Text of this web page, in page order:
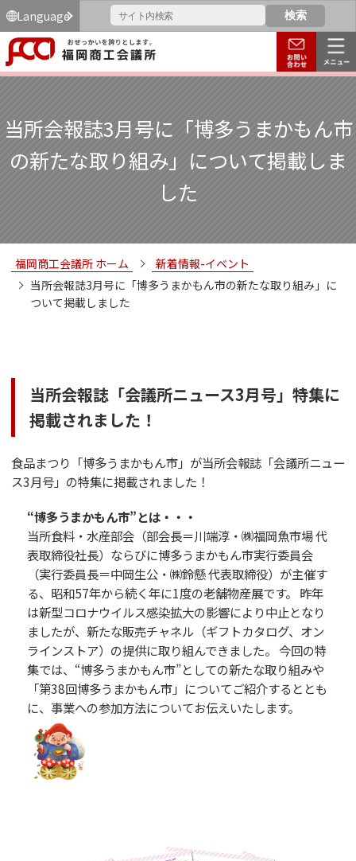
Language
当所会報誌3月号に「博多うまかもん市
の新たな取り組み」について掲載しま
した
福岡商工会議所 ホーム
新着情報-イベント
当所会報誌3月号に「博多うまかもん市の新たな取り組み」に
ついて掲載しました
当所会報誌「会議所ニュース3月号」特集に
掲載されました！
食品まつり「博多うまかもん市」が当所会報誌「会議所ニュー
ス3月号」の特集に掲載されました！
“博多うまかもん市”とは・・・
当所食料・水産部会（部会長＝川端淳・㈱福岡魚市場 代
表取締役社長）ならびに博多うまかもん市実行委員会
（実行委員長＝中岡生公・㈱鈴懸 代表取締役）が主催す
る、昭和57年から続く年に1度の老舗物産展です。 昨年
は新型コロナウイルス感染拡大の影響により中止となり
ましたが、新たな販売チャネル（ギフトカタログ、オン
ラインストア）の提供に取り組んできました。 今回の特
集では、“博多うまかもん市”としての新たな取り組みや
「第38回博多うまかもん市」についてご紹介するととも
に、事業への参加方法についてお伝えいたします。